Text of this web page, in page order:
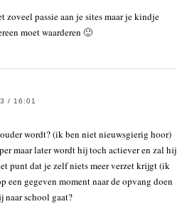
zoveel passie aan je sites maar je kindje
moet waarderen 🙂
/ 16:01
wordt? (ik ben niet nieuwsgierig hoor)
maar later wordt hij toch actiever en zal hij
punt dat je zelf niets meer verzet krijgt (ik
een gegeven moment naar de opvang doen
naar school gaat?